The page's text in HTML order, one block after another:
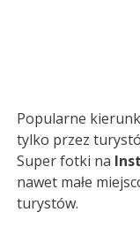
Popularne
tylko przez
Super fotki na
nawet małe
turystów.